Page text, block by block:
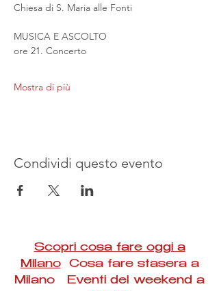
Chiesa di S. Maria alle Fonti
MUSICA E ASCOLTO
ore 21. Concerto
Mostra di più
Condividi questo evento
Scopri cosa fare oggi a
MilanoCosa fare stasera a
Milano Eventi del weekend a